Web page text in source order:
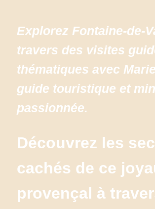
Explorez Fontaine-de-
travers des visites
thématiques avec
guide touristique et
passionnée.
Découvrez les
cachés de ce
provençal à